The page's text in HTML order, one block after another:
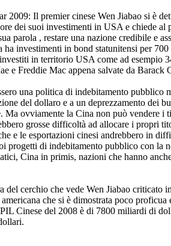
2009: Il premier cinese Wen Jiabao si è
dei suoi investimenti in USA e chiede al
parola , restare una nazione credibile e
ha investimenti in bond statunitensi per
in territorio USA come ad esempio
e Freddie Mac appena salvate da Barack
una politica di indebitamento pubblico
del dollaro e a un deprezzamento dei
Ma ovviamente la Cina non può vendere i
grosse difficoltà ad allocare i propri
e le esportazioni cinesi andrebbero in
progetti di indebitamento pubblico con la
Cina in primis, nazioni che hanno
del cerchio che vede Wen Jiabao criticato
che si è dimostrata poco proficua
Cinese del 2008 è di 7800 miliardi di